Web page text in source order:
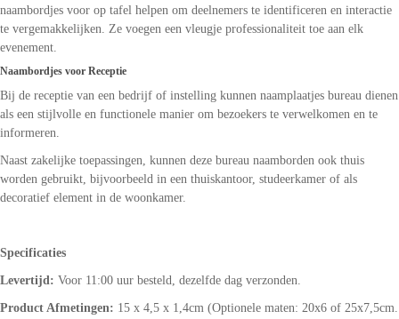
naambordjes voor op tafel helpen om deelnemers te identificeren en interactie
te vergemakkelijken. Ze voegen een vleugje professionaliteit toe aan elk
evenement.
Naambordjes voor Receptie
Bij de receptie van een bedrijf of instelling kunnen naamplaatjes bureau dienen
als een stijlvolle en functionele manier om bezoekers te verwelkomen en te
informeren.
Naast zakelijke toepassingen, kunnen deze bureau naamborden ook thuis
worden gebruikt, bijvoorbeeld in een thuiskantoor, studeerkamer of als
decoratief element in de woonkamer.
Specificaties
Levertijd: Voor 11:00 uur besteld, dezelfde dag verzonden.
Product Afmetingen: 15 x 4,5 x 1,4cm (Optionele maten: 20x6 of 25x7,5cm.